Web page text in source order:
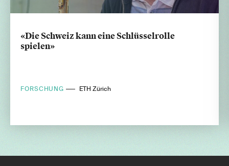
«Die Schweiz kann eine Schlüsselrolle
spielen»
FORSCHUNG ETH Zürich